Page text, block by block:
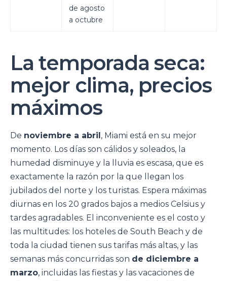
de agosto
a octubre
La temporada seca:
mejor clima, precios
máximos
De noviembre a abril , Miami está en su mejor
momento. Los días son cálidos y soleados, la
humedad disminuye y la lluvia es escasa, que es
exactamente la razón por la que llegan los
jubilados del norte y los turistas. Espera máximas
diurnas en los 20 grados bajos a medios Celsius y
tardes agradables. El inconveniente es el costo y
las multitudes: los hoteles de South Beach y de
toda la ciudad tienen sus tarifas más altas, y las
semanas más concurridas son de diciembre a
marzo, incluidas las fiestas y las vacaciones de